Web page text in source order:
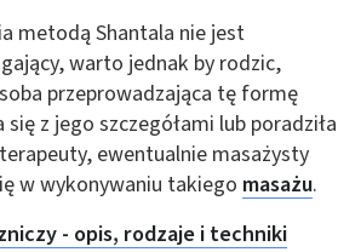
metodą Shantala nie jest
warto jednak by rodzic,
przeprowadzająca tę formę
się z jego szczegółami lub poradziła
ewentualnie masażysty
w wykonywaniu takiego masażu.
- opis, rodzaje i techniki